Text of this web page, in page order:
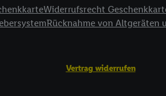
Widerrufsrecht
Rücknahme von Altgeräten
Vertrag widerrufen
Identifikation von Geräten anhand
durch TTD und Nutzung der
Endgerät. Entwicklung und